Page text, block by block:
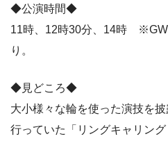
◆公演時間◆
11時、12時30分、14時 ※GW
り。
◆見どころ◆
大小様々な輪を使った演技を
行っていた「リングキャリン